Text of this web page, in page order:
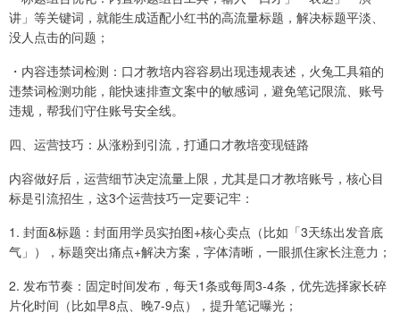
讲」等关键词，就能生成适配小红书的高流量标题，解决标题平淡、
没人点击的问题；
・内容违禁词检测：口才教培内容容易出现违规表述，火兔工具箱的
违禁词检测功能，能快速排查文案中的敏感词，避免笔记限流、账号
违规，帮我们守住账号安全线。
四、运营技巧：从涨粉到引流，打通口才教培变现链路
内容做好后，运营细节决定流量上限，尤其是口才教培账号，核心目
标是引流招生，这3个运营技巧一定要记牢：
1. 封面&标题：封面用学员实拍图+核心卖点（比如「3天练出发音底
气」），标题突出痛点+解决方案，字体清晰，一眼抓住家长注意力；
2. 发布节奏：固定时间发布，每天1条或每周3-4条，优先选择家长碎
片化时间（比如早8点、晚7-9点），提升笔记曝光；